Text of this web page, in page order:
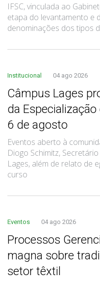
IFSC, vinculada ao
etapa do levantamento e
denominações dos tipos
Institucional 04 ago 2026
Câmpus Lages
da
6 de agosto
Eventos aberto à
Diogo Schimitz,
Lages, além de relato de
curso
Eventos 04 ago 2026
Processos
magna sobre
setor têxtil